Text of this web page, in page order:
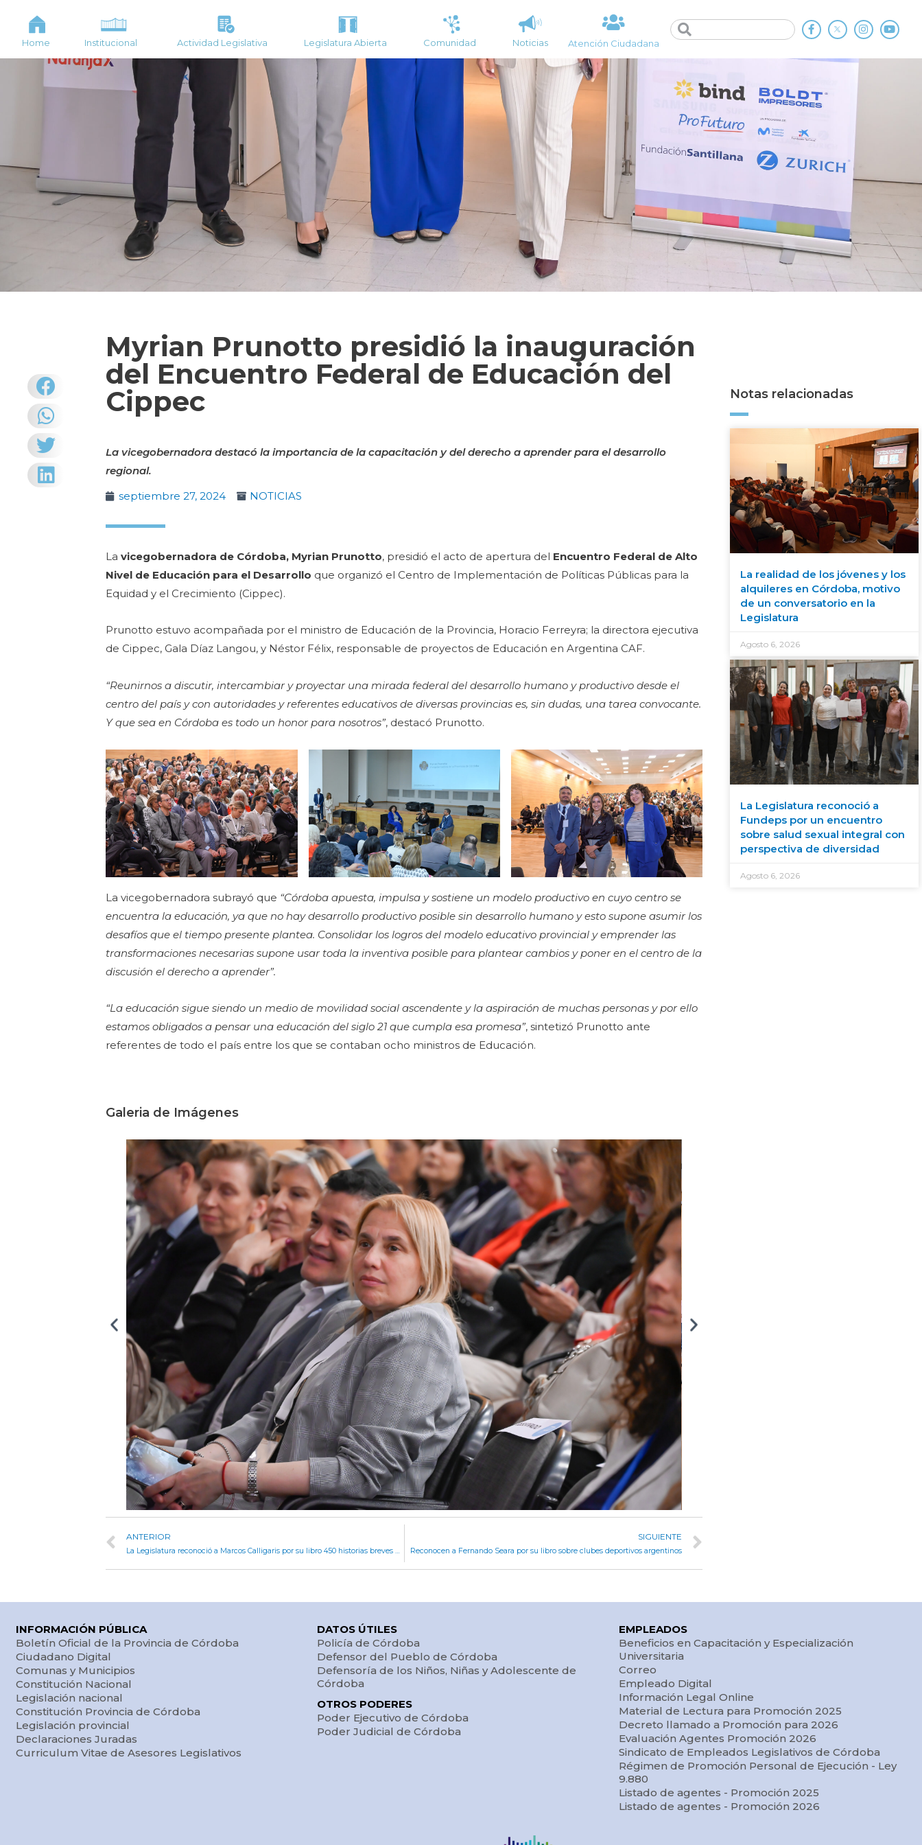
Home Institucional Actividad Legislativa Legislatura Abierta Comunidad Noticias Atención Ciudadana
Myrian Prunotto presidió la inauguración
del Encuentro Federal de Educación del
Cippec
La vicegobernadora destacó la importancia de la capacitación y del derecho a aprender para el desarrollo
regional.
septiembre 27, 2024
NOTICIAS
Lavicegobernadora de Córdoba, Myrian Prunotto, presidió el acto de apertura del Encuentro Federal de Alto
Nivel de Educación para el Desarrollo que organizó el Centro de Implementación de Políticas Públicas para la
Equidad y el Crecimiento (Cippec).
Prunotto estuvo acompañada por el ministro de Educación de la Provincia, Horacio Ferreyra; la directora ejecutiva
de Cippec, Gala Díaz Langou, y Néstor Félix, responsable de proyectos de Educación en Argentina CAF.
“Reunirnos a discutir, intercambiar y proyectar una mirada federal del desarrollo humano y productivo desde el
centro del país y con autoridades y referentes educativos de diversas provincias es, sin dudas, una tarea convocante.
Y que sea en Córdoba es todo un honor para nosotros”, destacó Prunotto.
La vicegobernadora subrayó que “Córdoba apuesta, impulsa y sostiene un modelo productivo en cuyo centro se
encuentra la educación, ya que no hay desarrollo productivo posible sin desarrollo humano y esto supone asumir los
desafíos que el tiempo presente plantea. Consolidar los logros del modelo educativo provincial y emprender las
transformaciones necesarias supone usar toda la inventiva posible para plantear cambios y poner en el centro de la
discusión el derecho a aprender”.
“La educación sigue siendo un medio de movilidad social ascendente y la aspiración de muchas personas y por ello
estamos obligados a pensar una educación del siglo 21 que cumpla esa promesa”, sintetizó Prunotto ante
referentes de todo el país entre los que se contaban ocho ministros de Educación.
Galeria de Imágenes
ANTERIOR
La Legislatura reconoció a Marcos Calligaris por su libro 450 historias breves de Córdoba y el rescate de la memoria de la ciudad
SIGUIENTE
Reconocen a Fernando Seara por su libro sobre clubes deportivos argentinos
Notas relacionadas
La realidad de los jóvenes y los
alquileres en Córdoba, motivo
de un conversatorio en la
Legislatura
Agosto 6, 2026
La Legislatura reconoció a
Fundeps por un encuentro
sobre salud sexual integral con
perspectiva de diversidad
Agosto 6, 2026
INFORMACIÓN PÚBLICA
Boletín Oficial de la Provincia de Córdoba
Ciudadano Digital
Comunas y Municipios
Constitución Nacional
Legislación nacional
Constitución Provincia de Córdoba
Legislación provincial
Declaraciones Juradas
Curriculum Vitae de Asesores Legislativos
DATOS ÚTILES
Policía de Córdoba
Defensor del Pueblo de Córdoba
Defensoría de los Niños, Niñas y Adolescente de
Córdoba
OTROS PODERES
Poder Ejecutivo de Córdoba
Poder Judicial de Córdoba
EMPLEADOS
Beneficios en Capacitación y Especialización
Universitaria
Correo
Empleado Digital
Información Legal Online
Material de Lectura para Promoción 2025
Decreto llamado a Promoción para 2026
Evaluación Agentes Promoción 2026
Sindicato de Empleados Legislativos de Córdoba
Régimen de Promoción Personal de Ejecución - Ley
9.880
Listado de agentes - Promoción 2025
Listado de agentes - Promoción 2026